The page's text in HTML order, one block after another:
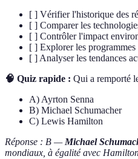
[ ] Vérifier l'historique des
[ ] Comparer les
[ ] Contrôler l'impact
[ ] Explorer les
[ ] Analyser les tendances
🧠 Quiz rapide : Qui a remporté
A) Ayrton Senna
B) Michael Schumacher
C) Lewis Hamilton
Réponse : B —Michael
mondiaux, à égalité avec